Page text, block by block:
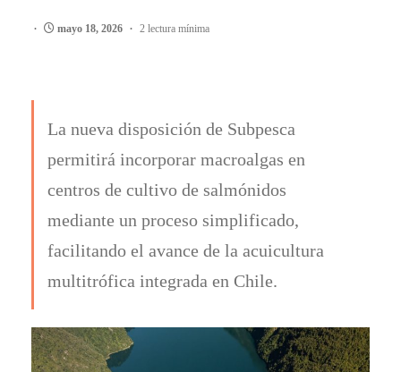
mayo 18, 2026 2 lectura mínima
La nueva disposición de Subpesca
permitirá incorporar macroalgas en
centros de cultivo de salmónidos
mediante un proceso simplificado,
facilitando el avance de la acuicultura
multitrófica integrada en Chile.